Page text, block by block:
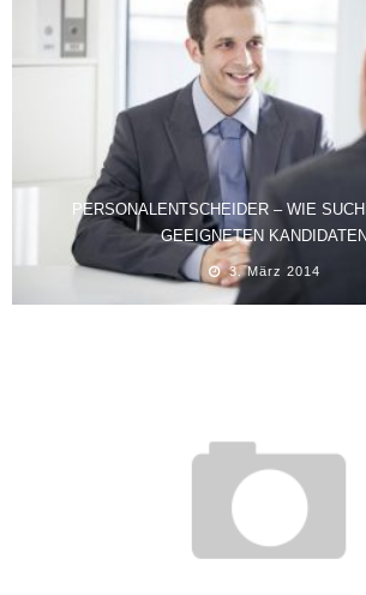
PERSONALENTSCHEIDER – WIE
GEEIGNETEN
3. März 2014